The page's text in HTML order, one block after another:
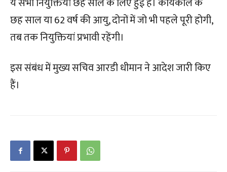
छह साल या 62 वर्ष की आयु, दोनों में जो भी पहले पूरी होगी,
तब तक नियुक्तियां प्रभावी रहेंगी।
इस संबंध में मुख्य सचिव आरडी धीमान ने आदेश जारी किए
हैं।